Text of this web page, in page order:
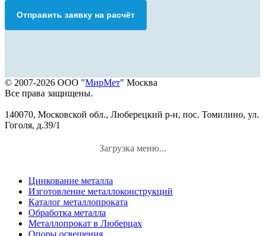
Отправить заявку на расчёт
© 2007-2026 ООО "МирМет" Москва
Все права защищены.
140070, Московской обл., Люберецкий р-н, пос. Томилино, ул.
Гоголя, д.39/1
Загрузка меню...
Цинкование металла
Изготовление металлоконструкций
Каталог металлопроката
Обработка металла
Металлопрокат в Люберцах